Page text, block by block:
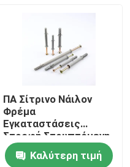
ΠΑ Σίτρινο Νάιλον
Φρέμα
Εγκαταστάσεις
Στροφή Στρυπτόμενη
Κεφαλή Μοναδικές
Φτερούγες Τύπος
Καλύτερη τιμή